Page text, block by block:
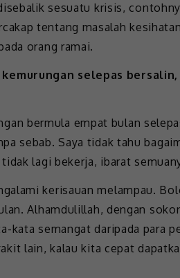
sesuatu krisis,
tentang masalah
orang ramai.
selepas
bermula empat bulan
sebab. Saya tidak tahu
lagi bekerja, ibarat
kerisauan melampau.
Alhamdulillah, dengan
kata semangat daripada para
lain, kalau kita cepat